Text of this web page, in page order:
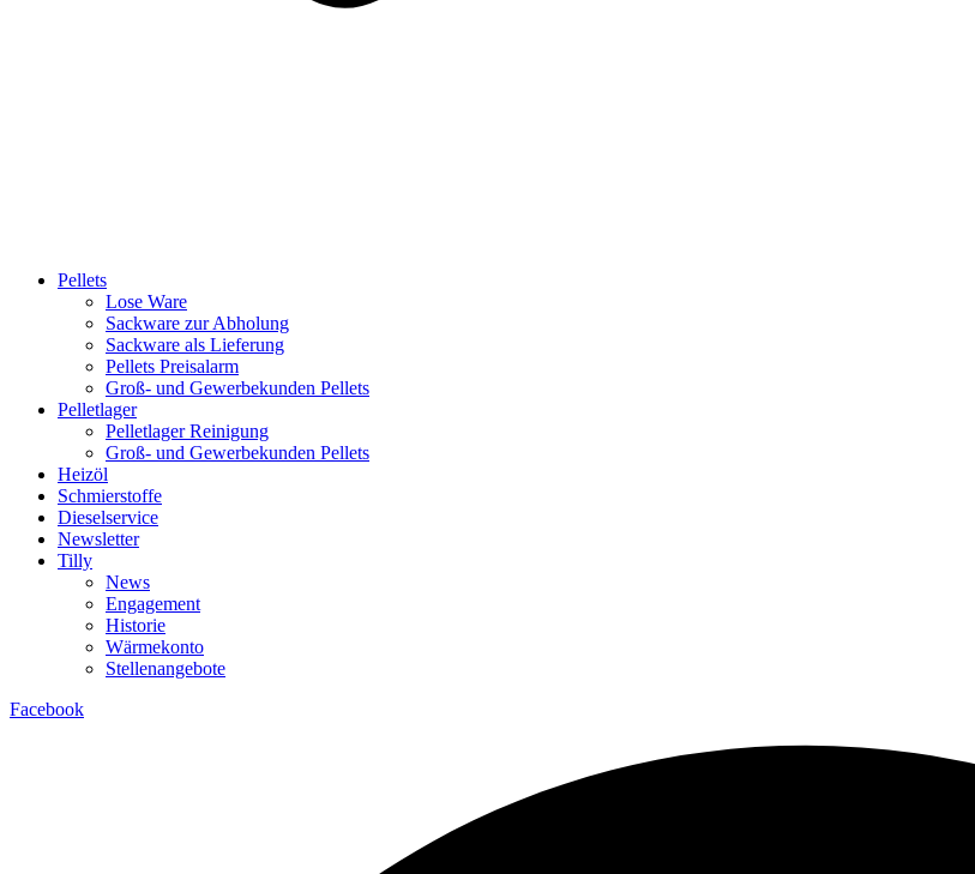
Pellets
Lose Ware
Sackware zur Abholung
Sackware als Lieferung
Pellets Preisalarm
Groß- und Gewerbekunden Pellets
Pelletlager
Pelletlager Reinigung
Groß- und Gewerbekunden Pellets
Heizöl
Schmierstoffe
Dieselservice
Newsletter
Tilly
News
Engagement
Historie
Wärmekonto
Stellenangebote
Facebook